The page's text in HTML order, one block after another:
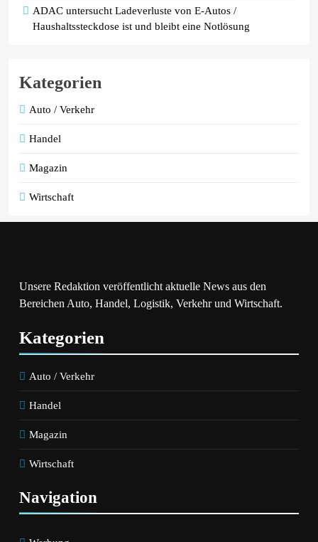
ADAC untersucht Ladeverluste von E-Autos /
Haushaltssteckdose ist und bleibt eine Notlösung
Kategorien
Auto / Verkehr
Handel
Magazin
Wirtschaft
Unsere Redaktion veröffentlicht aktuelle News aus den
Bereichen Auto, Handel, Logistik, Verkehr und Wirtschaft.
Kategorien
Auto / Verkehr
Handel
Magazin
Wirtschaft
Navigation